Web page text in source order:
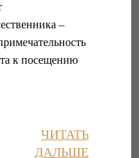
–
к посещению
ЧИТАТЬ
ДАЛЬШЕ